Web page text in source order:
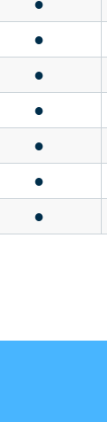
●
●
●
●
●
●